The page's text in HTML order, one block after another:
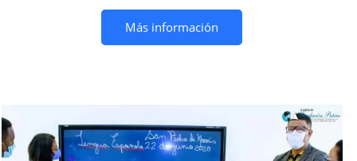
Más información